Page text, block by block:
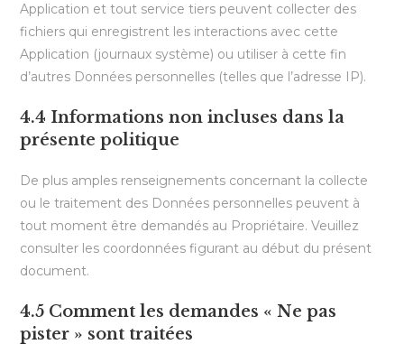
Application et tout service tiers peuvent collecter des
fichiers qui enregistrent les interactions avec cette
Application (journaux système) ou utiliser à cette fin
d’autres Données personnelles (telles que l’adresse IP).
4.4 Informations non incluses dans la
présente politique
De plus amples renseignements concernant la collecte
ou le traitement des Données personnelles peuvent à
tout moment être demandés au Propriétaire. Veuillez
consulter les coordonnées figurant au début du présent
document.
4.5 Comment les demandes « Ne pas
pister » sont traitées